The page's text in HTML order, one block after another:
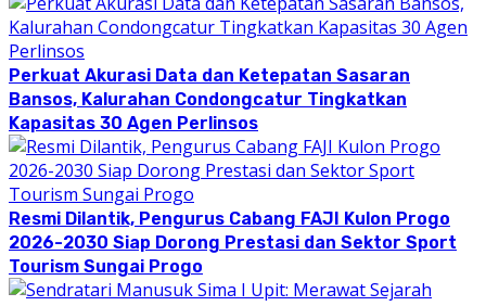
Perkuat Akurasi Data dan Ketepatan Sasaran
Bansos, Kalurahan Condongcatur Tingkatkan
Kapasitas 30 Agen Perlinsos
Resmi Dilantik, Pengurus Cabang FAJI Kulon Progo
2026-2030 Siap Dorong Prestasi dan Sektor Sport
Tourism Sungai Progo